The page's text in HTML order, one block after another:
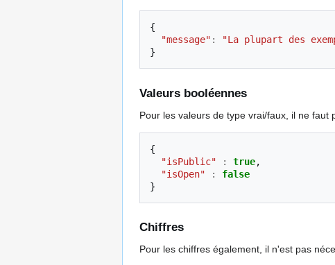
{
"message" :
"La plupart des
}
Valeurs booléennes
Pour les valeurs de type vrai/faux, il ne faut
{
"isPublic"
: true,
"isOpen"
:
false
}
Chiffres
Pour les chiffres également, il n'est pas